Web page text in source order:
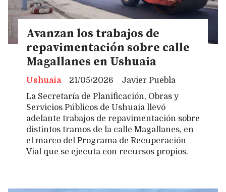
Avanzan los trabajos de
repavimentación sobre calle
Magallanes en Ushuaia
Javier Puebla
Ushuaia
21/05/2026
La Secretaría de Planificación, Obras y
Servicios Públicos de Ushuaia llevó
adelante trabajos de repavimentación sobre
distintos tramos de la calle Magallanes, en
el marco del Programa de Recuperación
Vial que se ejecuta con recursos propios.